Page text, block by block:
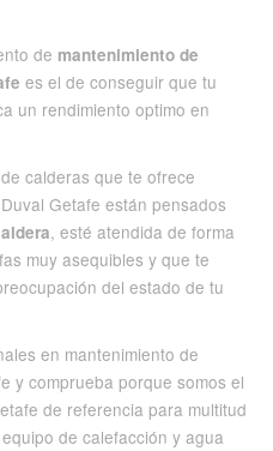
de mantenimiento de
es el de conseguir que tu
un rendimiento optimo en
calderas que te ofrece
Getafe están pensados
, esté atendida de forma
muy asequibles y que te
del estado de tu
en mantenimiento de
y comprueba porque somos el
de referencia para multitud
de calefacción y agua